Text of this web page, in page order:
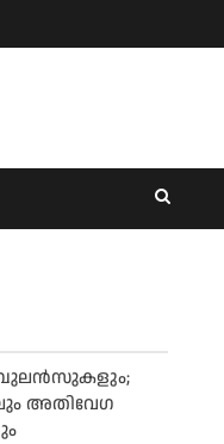
അതിവേഗ